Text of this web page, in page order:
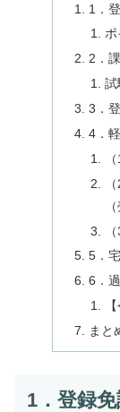
1．
ポ
2．
試
3．
4．
5．
6．
まと
1．登録